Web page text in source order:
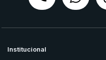
Institucional